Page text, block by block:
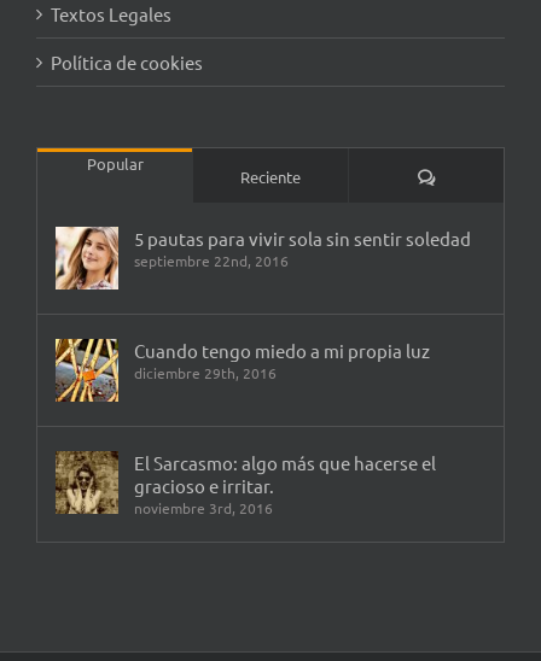
Textos Legales
Política de cookies
Popular
Reciente Comentarios
5 pautas para vivir sola sin sentir soledad
septiembre 22nd, 2016
Cuando tengo miedo a mi propia luz
diciembre 29th, 2016
El Sarcasmo: algo más que hacerse el
gracioso e irritar.
noviembre 3rd, 2016